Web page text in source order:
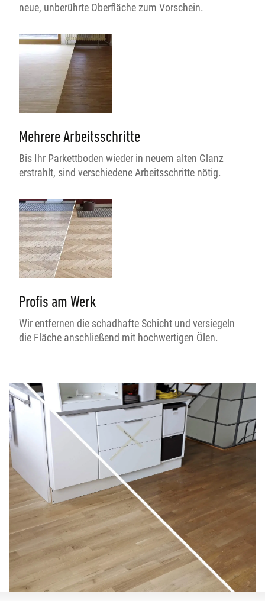
neue, unberührte Oberfläche zum Vorschein.
Mehrere Arbeitsschritte
Bis Ihr Parkettboden wieder in neuem alten Glanz
erstrahlt, sind verschiedene Arbeitsschritte nötig.
Profis am Werk
Wir entfernen die schadhafte Schicht und versiegeln
die Fläche anschließend mit hochwertigen Ölen.